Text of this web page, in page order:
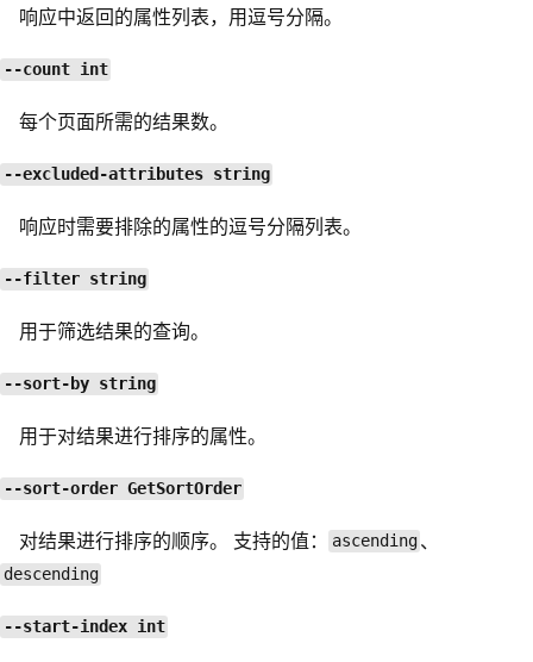
响应中返回的属性列表，用逗号分隔。
--count int
每个页面所需的结果数。
--excluded-attributes string
响应时需要排除的属性的逗号分隔列表。
--filter string
用于筛选结果的查询。
--sort-by string
用于对结果进行排序的属性。
--sort-order GetSortOrder
对结果进行排序的顺序。 支持的值： ascending 、
descending
--start-index int